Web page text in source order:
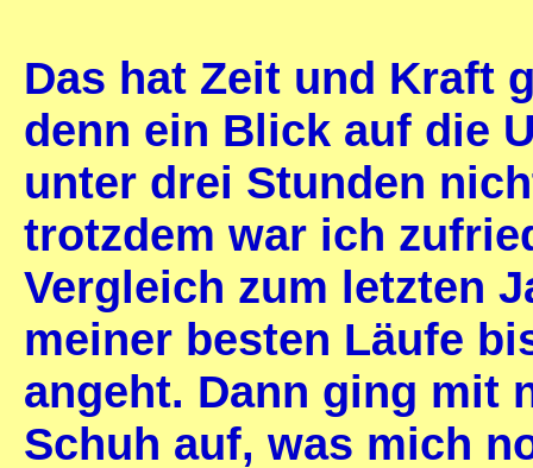
Das hat Zeit und Kraft
denn ein Blick auf die
unter drei Stunden
trotzdem war ich
Vergleich zum letzten
meiner besten Läufe
angeht. Dann ging mit
Schuh auf, was mich